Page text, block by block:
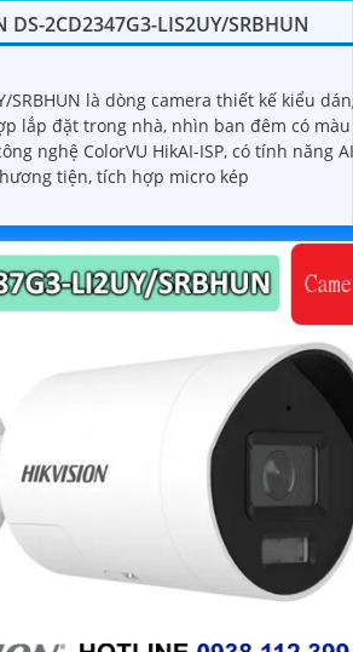
DS-2CD2347G3-LIS2UY/SRBHUN
SRBHUN là dòng camera thiết kế kiểu
lắp đặt trong nhà, nhìn ban đêm có
nghệ ColorVU HikAI-ISP, có tính năng
tiện, tích hợp micro kép